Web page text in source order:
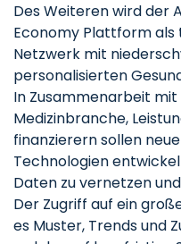
Des Weiteren wird der
Economy Plattform
Netzwerk mit
personalisierten
In Zusammenarbeit
Medizinbranche,
finanzierern sollen
Technologien
Daten zu vernetzen
Der Zugriff auf ein
es Muster, Trends und